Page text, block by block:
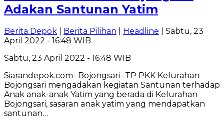
Adakan Santunan Yatim
Berita Depok Berita Pilihan Headline | Sabtu, 23
April 2022 - 16:48 WIB
Sabtu, 23 April 2022 - 16:48 WIB
Siarandepok.com- Bojongsari- TP PKK Kelurahan
Bojongsari mengadakan kegiatan Santunan terhadap
Anak anak-anak Yatim yang berada di Kelurahan
Bojongsari, sasaran anak yatim yang mendapatkan
santunan…